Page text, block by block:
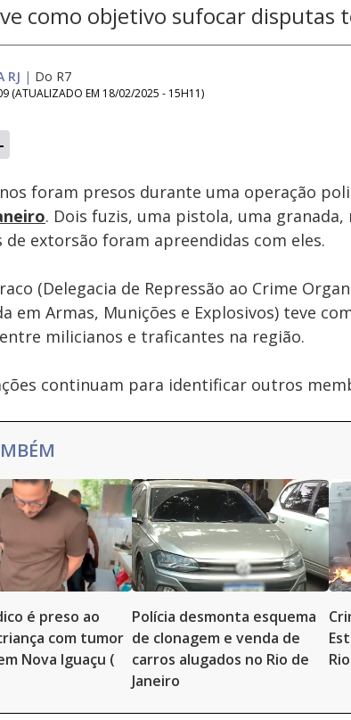
como objetivo sufocar disputas
RJ | Do R7
(ATUALIZADO EM 18/02/2025 - 15H11)
foram presos durante uma operação
. Dois fuzis, uma pistola, uma
de extorsão foram apreendidas com eles.
(Delegacia de Repressão ao Crime
em Armas, Munições e Explosivos) teve
milicianos e traficantes na região.
continuam para identificar outros
é preso ao
com tumor
Nova Iguaçu (
Polícia desmonta esquema
de clonagem e venda de
carros alugados no Rio de
Janeiro